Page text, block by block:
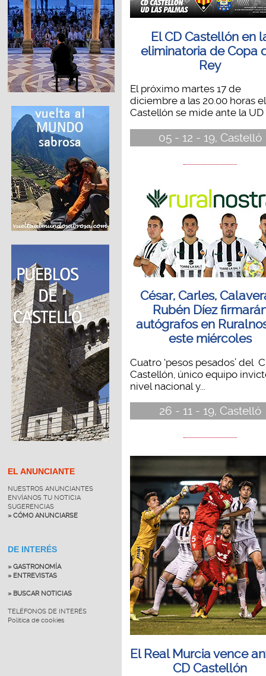
EL ANUNCIANTE
NUESTROS ANUNCIANTES
ENVÍANOS TU NOTICIA
SUGERENCIAS
» CÓMO ANUNCIARSE
DE INTERÉS
» GASTRONOMÍA
» ENTREVISTAS
» BUSCAR NOTICIAS
TELÉFONOS DE INTERÉS
Política de cookies
El CD Castellón en
eliminatoria de Copa
Rey
El próximo martes 17 de
diciembre a las 20.00 horas
Castellón se mide ante la UD
05 - 12 - 19, Castelló
César, Carles,
Rubén Díez
autógrafos en
este miércoles
Cuatro ‘pesos pesados’ del
Castellón, único equipo
nivel nacional y...
26 - 11 - 19, Castelló
El Real Murcia vence
CD Castellón